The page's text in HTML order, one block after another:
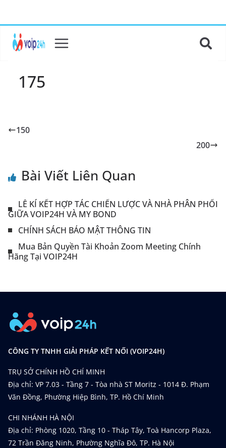
175
150
200
Bài Viết Liên Quan
LỄ KÍ KẾT HỢP TÁC CHIẾN LƯỢC VÀ NHÀ PHÂN PHỐI
GIỮA VOIP24H VÀ MY BOND
CHÍNH SÁCH BẢO MẬT THÔNG TIN
Mua Bản Quyền Tài Khoản Zoom Meeting Chính
Hãng Tại VOIP24H
CÔNG TY TNHH GIẢI PHÁP KẾT NỐI (VOIP24H)
TRỤ SỞ CHÍNH HỒ CHÍ MINH
Địa chỉ: VP 7.03 - Tầng 7 - Tòa nhà ST Moritz - 1014 Đ. Phạm
Văn Đồng, Phường Hiệp Bình, TP. Hồ Chí Minh
CHI NHÁNH HÀ NỘI
Địa chỉ: Phòng 1020, Tầng 10 - Tháp Tây, Toà Hancorp Plaza,
72 Trần Đăng Ninh, Phường Nghĩa Đô, TP. Hà Nội